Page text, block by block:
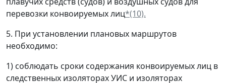
перевозки конвоируемых лиц*(10).
5. При установлении плановых маршрутов
необходимо:
1) соблюдать сроки содержания конвоируемых лиц в
следственных изоляторах УИС и изоляторах